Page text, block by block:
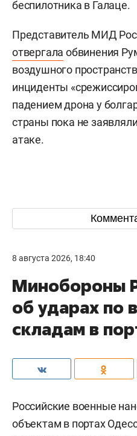
беспилотника в Галаце.
Представитель МИД
отвергала обвинения
воздушного
инциденты
падением дрона у
страны пока не
атаке.
8 августа 2026, 18:40
Минобороны
об ударах по
складам в
Российские военные
объектам в портах